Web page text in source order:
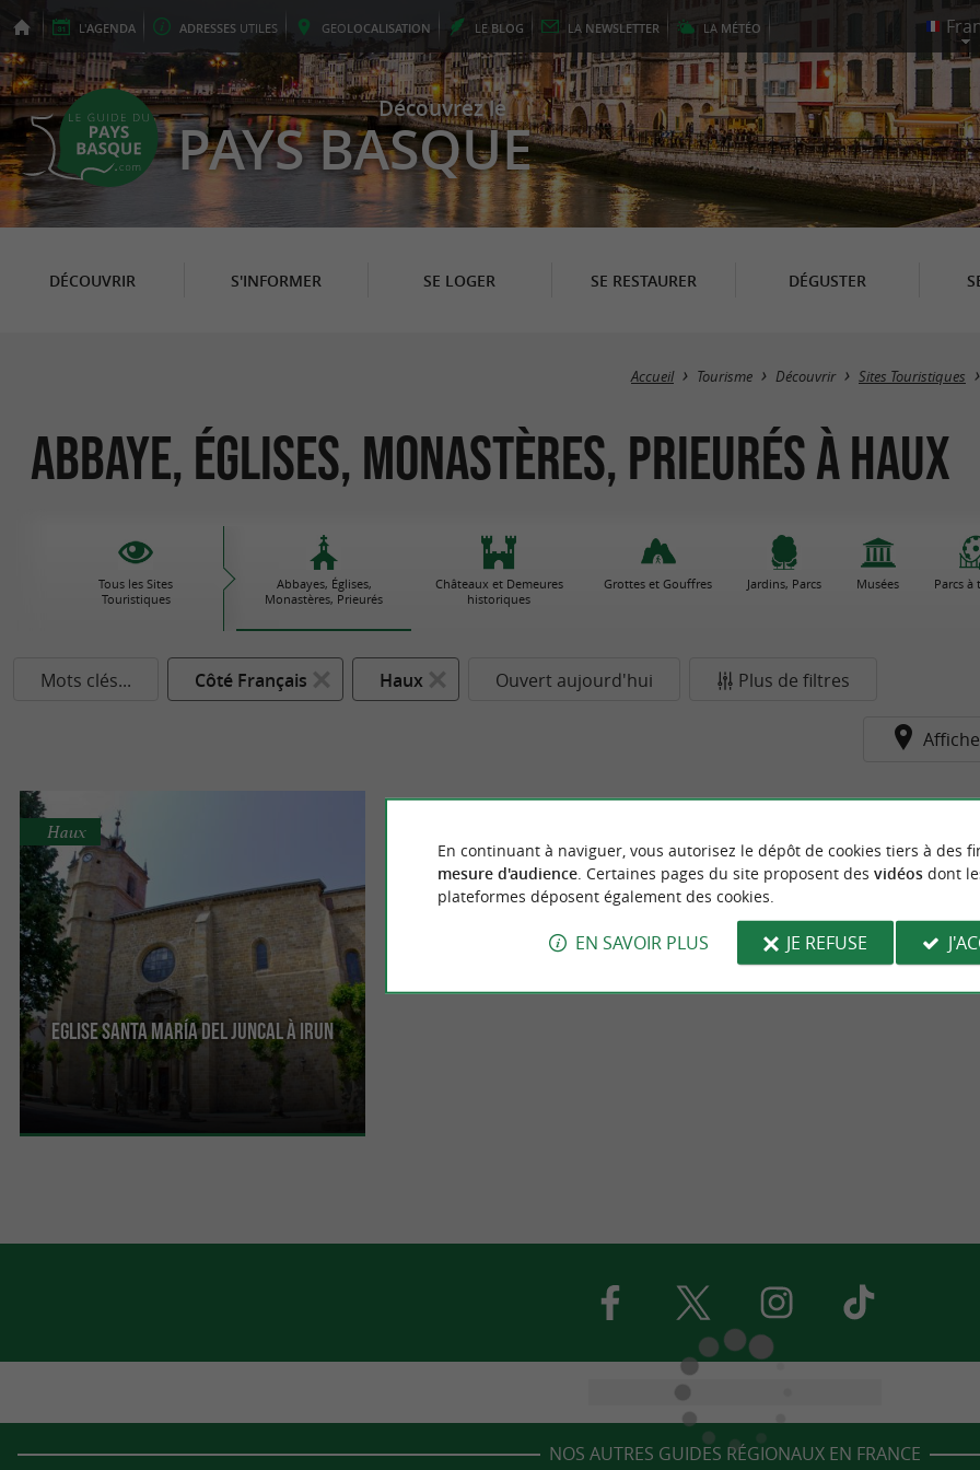
L'AGENDA ADRESSES UTILES GEOLOCALISATION LE BLOG LA NEWSLETTER LA MÉTÉO
Découvrez le
PAYS BASQUE
DÉCOUVRIR S'INFORMER SE LOGER SE RESTAURER DÉGUSTER
Accueil Tourisme Découvrir Sites Touristiques
Abbaye, Églises, Monastères, Prieurés à Haux
Tous les Sites
Touristiques
Abbayes, Églises,
Monastères, Prieurés
Châteaux et Demeures
historiques
Grottes et Gouffres Jardins, Parcs Musées Parcs à
Mots clés... Côté Français Haux Ouvert aujourd'hui Plus de filtres
Eglise Santa María del Juncal à Irun
Haux
Construite au XVIème siècle, elle fut construite
malgré la désapprobation du Vice-Roi de Navarre
NOS AUTRES GUIDES RÉGIONAUX EN FRANCE
En continuant à naviguer, vous autorisez le dépôt de cookies tiers à des
mesure d'audience. Certaines pages du site proposent des vidéosdont
plateformes déposent également des cookies.
EN SAVOIR PLUS JE REFUSE